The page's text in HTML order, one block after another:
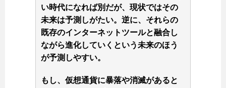
い時代になれば別だが、現状ではその
未来は予測しがたい。逆に、それらの
既存のインターネットツールと融合し
ながら進化していくという未来のほう
が予測しやすい。
もし、仮想通貨に暴落や消滅があると